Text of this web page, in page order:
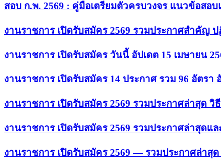
สอบ ก.พ. 2569 : คู่มือเตรียมตัวครบวงจร แนวข้อสอ
งานราชการ เปิดรับสมัคร 2569 รวมประกาศสำคัญ
งานราชการ เปิดรับสมัคร วันนี้ อัปเดต 15 เมษายน
งานราชการ เปิดรับสมัคร 14 ประกาศ รวม 96 อัตรา
งานราชการ เปิดรับสมัคร 2569 รวมประกาศล่าสุด
งานราชการ เปิดรับสมัคร 2569 รวมประกาศล่าสุดแ
งานราชการ เปิดรับสมัคร 2569 — รวมประกาศล่าสุ